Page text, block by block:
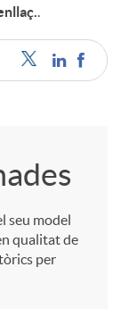
.
seu model
qualitat de
per